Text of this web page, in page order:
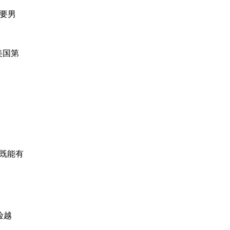
男
国第
能有
越